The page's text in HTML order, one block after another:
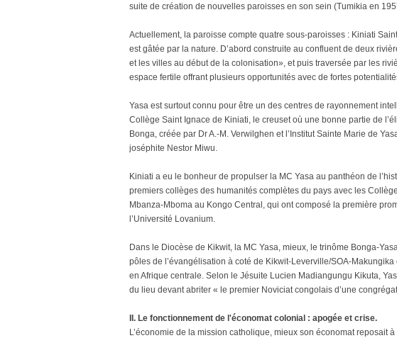
suite de création de nouvelles paroisses en son sein (Tumikia en
Actuellement, la paroisse compte quatre sous-paroisses : Kiniati
est gâtée par la nature. D’abord construite au confluent de deux
et les villes au début de la colonisation», et puis traversée par les
espace fertile offrant plusieurs opportunités avec de fortes
Yasa est surtout connu pour être un des centres de rayonnement
Collège Saint Ignace de Kiniati, le creuset où une bonne partie de
Bonga, créée par Dr A.-M. Verwilghen et l’Institut Sainte Marie de
joséphite Nestor Miwu.
Kiniati a eu le bonheur de propulser la MC Yasa au panthéon de
premiers collèges des humanités complètes du pays avec les
Mbanza-Mboma au Kongo Central, qui ont composé la première
l’Université Lovanium.
Dans le Diocèse de Kikwit, la MC Yasa, mieux, le trinôme Bonga-
pôles de l’évangélisation à coté de Kikwit-Leverville/SOA-
en Afrique centrale. Selon le Jésuite Lucien Madiangungu Kikuta,
du lieu devant abriter « le premier Noviciat congolais d’une
II. Le fonctionnement de l'économat colonial : apogée et crise.
L’économie de la mission catholique, mieux son économat reposait